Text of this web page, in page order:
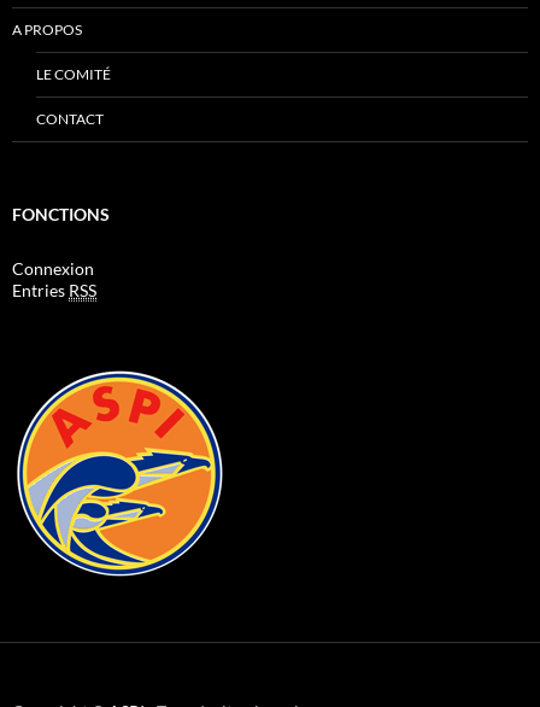
A PROPOS
LE COMITÉ
CONTACT
FONCTIONS
Connexion
Entries RSS